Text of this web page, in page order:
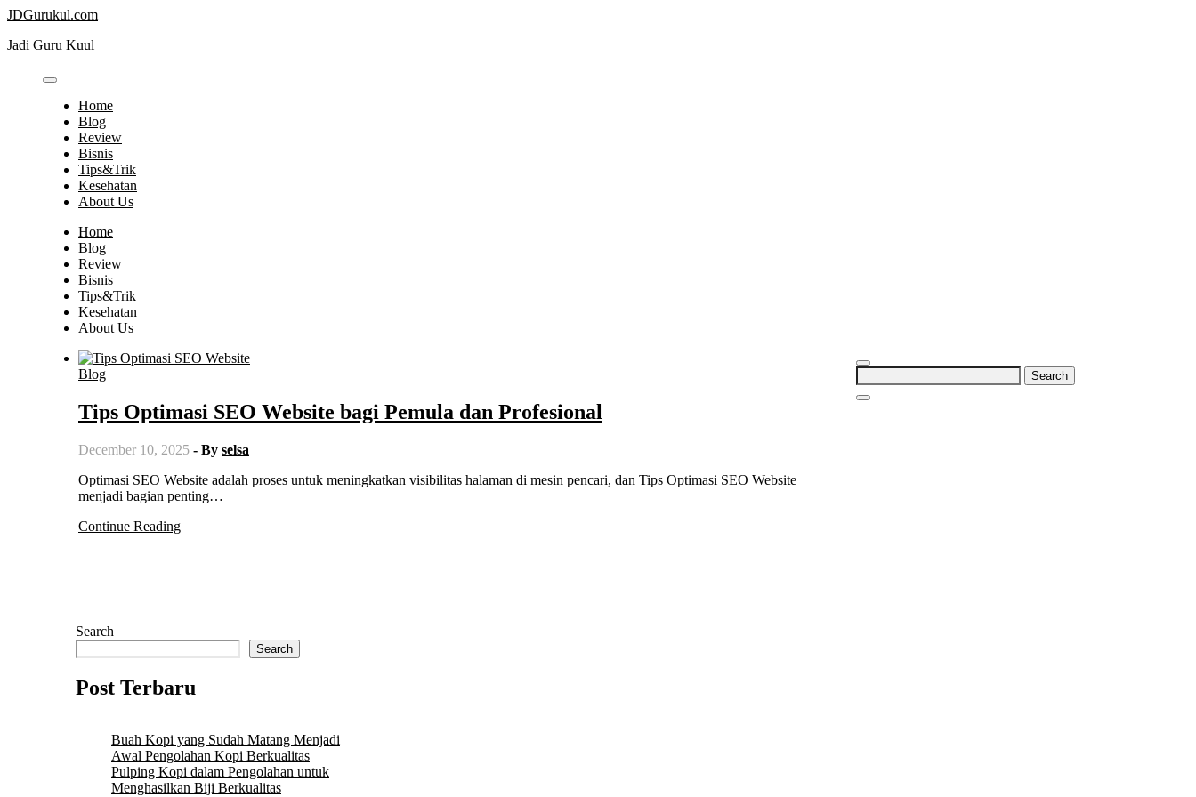
Skip
content
JDGurukul.com
Jadi Guru Kuul
Home
Blog
Review
Bisnis
Tips&Trik
Kesehatan
About Us
Home
Blog
Review
Bisnis
Tips&Trik
Kesehatan
About Us
Search
for:
Blog
Tips Optimasi SEO Website bagi Pemula dan Profesional
December 10, 2025 - By selsa
Optimasi SEO Website adalah proses untuk meningkatkan visibilitas halaman di mesin pencari, dan Tips Optimasi SEO Website
menjadi bagian penting…
Continue Reading
Search
Search
Post Terbaru
Buah Kopi yang Sudah Matang Menjadi
Awal Pengolahan Kopi Berkualitas
Pulping Kopi dalam Pengolahan untuk
Menghasilkan Biji Berkualitas